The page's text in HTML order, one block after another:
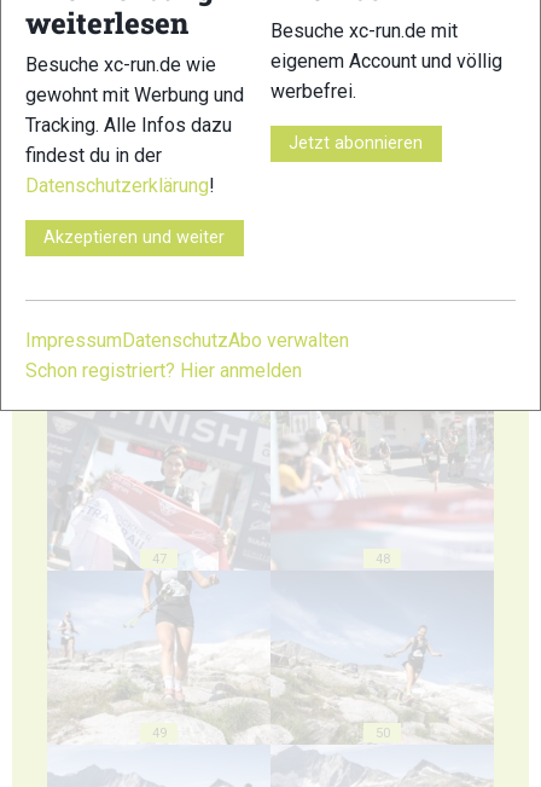
41 42
47 48
49 50
weiterlesen
Besuche xc-run.de wie
gewohnt mit Werbung und
Tracking. Alle Infos dazu
findest du in der
Datenschutzerklärung!
Akzeptieren und weiter
Besuche xc-run.de mit
eigenem Account und völlig
werbefrei.
Jetzt abonnieren
Impressum DatenschutzAbo verwalten
Schon registriert? Hier anmelden